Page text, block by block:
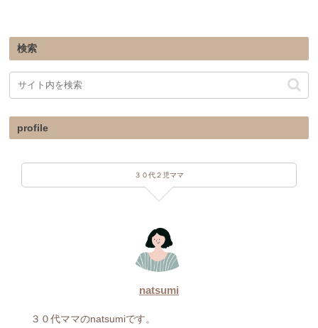
検索
profile
３０代２児ママ
natsumi
３０代ママのnatsumiです。